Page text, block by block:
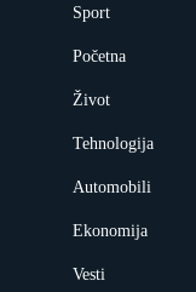
Sport
Početna
Život
Tehnologija
Automobili
Ekonomija
Vesti